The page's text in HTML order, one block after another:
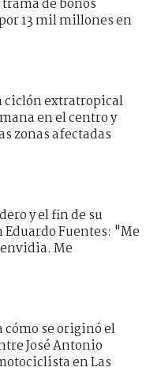
de bonos
13 mil millones en
ciclón extratropical
en el centro y
zonas afectadas
y el fin de su
Eduardo Fuentes: "Me
Me
cómo se originó el
José Antonio
en Las